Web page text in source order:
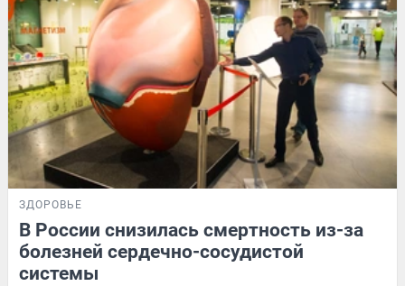
ЗДОРОВЬЕ
В России снизилась смертность из-за
болезней сердечно-сосудистой
системы